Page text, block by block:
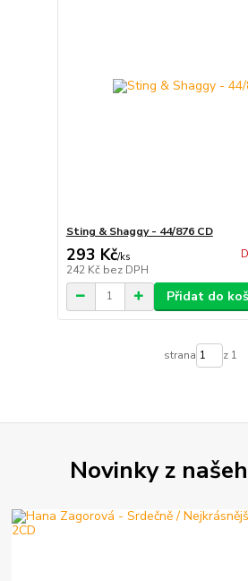
Sting & Shaggy - 44/876 CD
293 Kč/ks
242 Kč bez DPH
Přidat do
strana z 1
Novinky z